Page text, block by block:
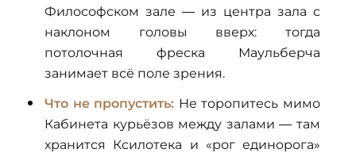
Философском зале — из центра зала с
наклоном головы вверх: тогда
потолочная фреска Маульберча
занимает всё поле зрения.
Что не пропустить: Не торопитесь мимо
Кабинета курьёзов между залами — там
хранится Ксилотека и «рог единорога»